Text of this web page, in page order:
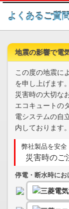
よくあるご質
地震の影響で電
この度の地震に
を申し上げます。
災害時の大切な
エコキュートの
電システムの自
内しております
弊社製品を安全
災害時のご
停電・断水時に